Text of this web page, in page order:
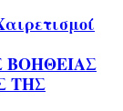
ΒΟΗΘΕΙΑΣ
ΤΗΣ